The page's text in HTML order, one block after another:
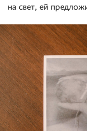
на свет, ей